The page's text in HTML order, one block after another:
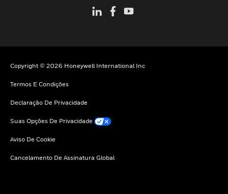
Copyright © 2026 Honeywell International Inc
Termos E Condições
Declaração De Privacidade
Suas Opções De Privacidade
Aviso De Cookie
Cancelamento De Assinatura Global